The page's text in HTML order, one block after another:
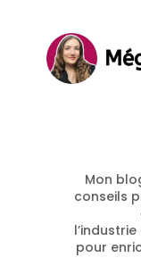
Mon
conseils
pour